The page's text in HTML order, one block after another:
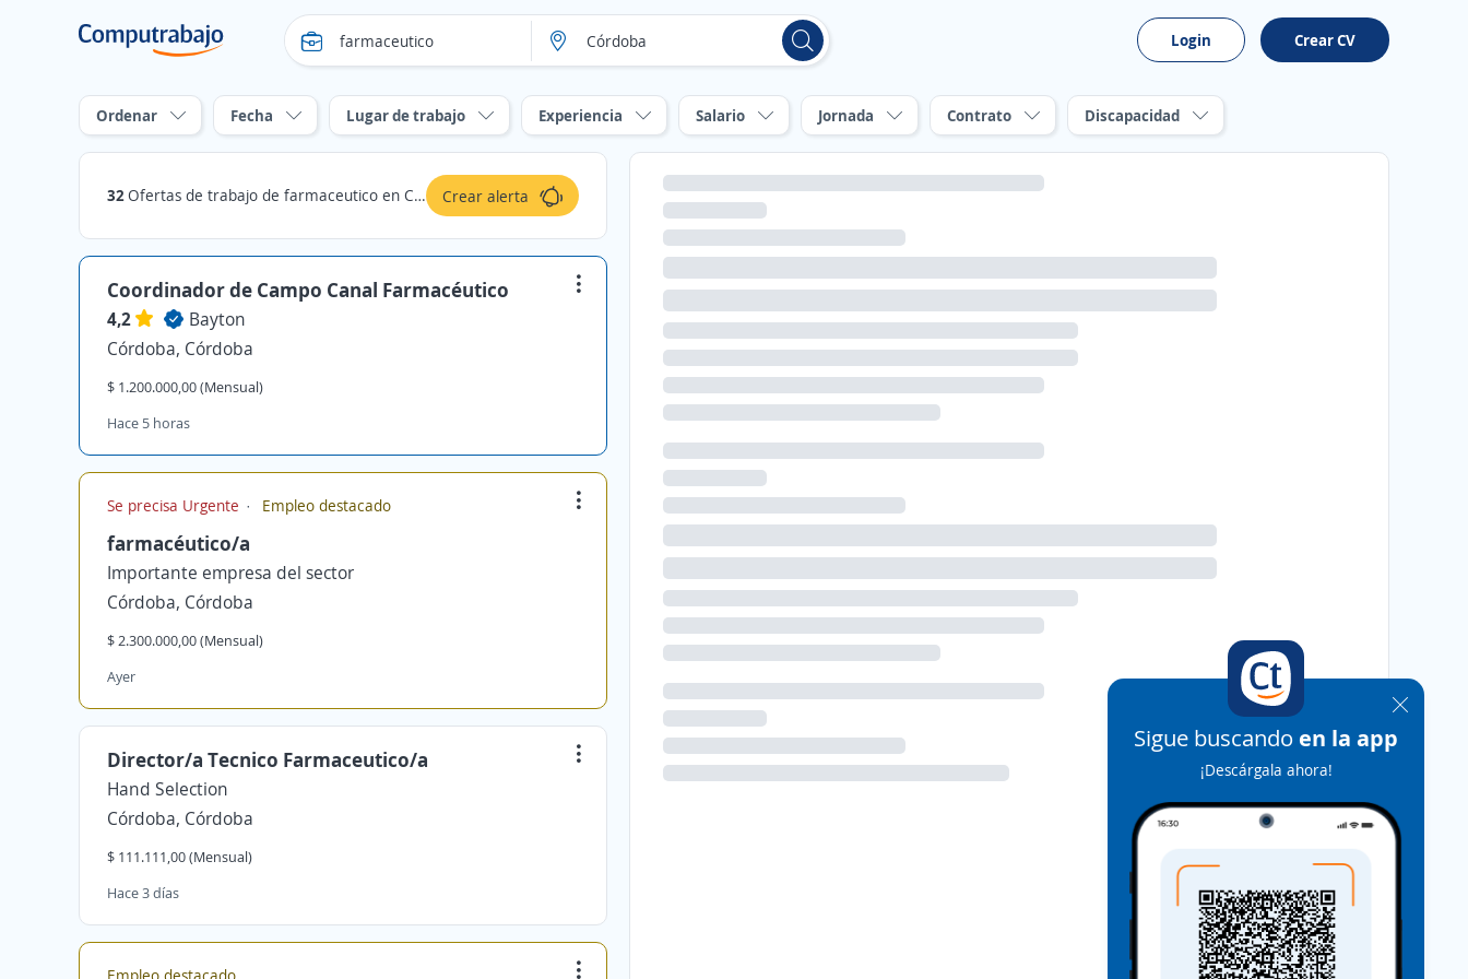
Login Crear CV
Ordenar Fecha Lugar de trabajo Experiencia Salario Jornada Contrato Discapacidad
32Ofertas de trabajo de farmaceutico en Córdoba Crear alerta
Coordinador de Campo Canal Farmacéutico
4,2
Bayton
Córdoba, Córdoba
$ 1.200.000,00 (Mensual)
Hace 5 horas
Se precisa Urgente Empleo destacado
farmacéutico/a
Importante empresa del sector
Córdoba, Córdoba
$ 2.300.000,00 (Mensual)
Ayer
Director/a Tecnico Farmaceutico/a
Hand Selection
Córdoba, Córdoba
$ 111.111,00 (Mensual)
Hace 3 días
Sigue buscando en la app
¡Descárgala ahora!